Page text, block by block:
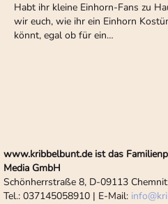
Habt ihr kleine Einhorn-Fans zu
wir euch, wie ihr ein Einhorn
könnt, egal ob für ein…
www.kribbelbunt.de ist das
Media GmbH
Schönherrstraße 8, D-09113
Tel.: 037145058910 | E-Mail: info@